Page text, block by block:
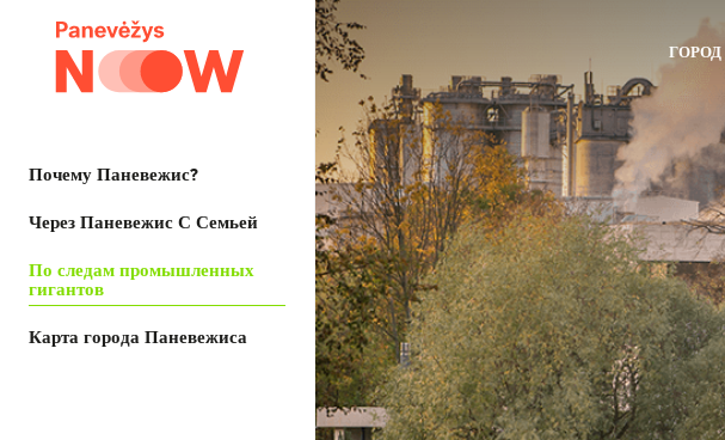
ГОРОД
Почему Паневежис?
Через Паневежис С Семьей
По следам промышленных
гигантов
Карта города Паневежиса